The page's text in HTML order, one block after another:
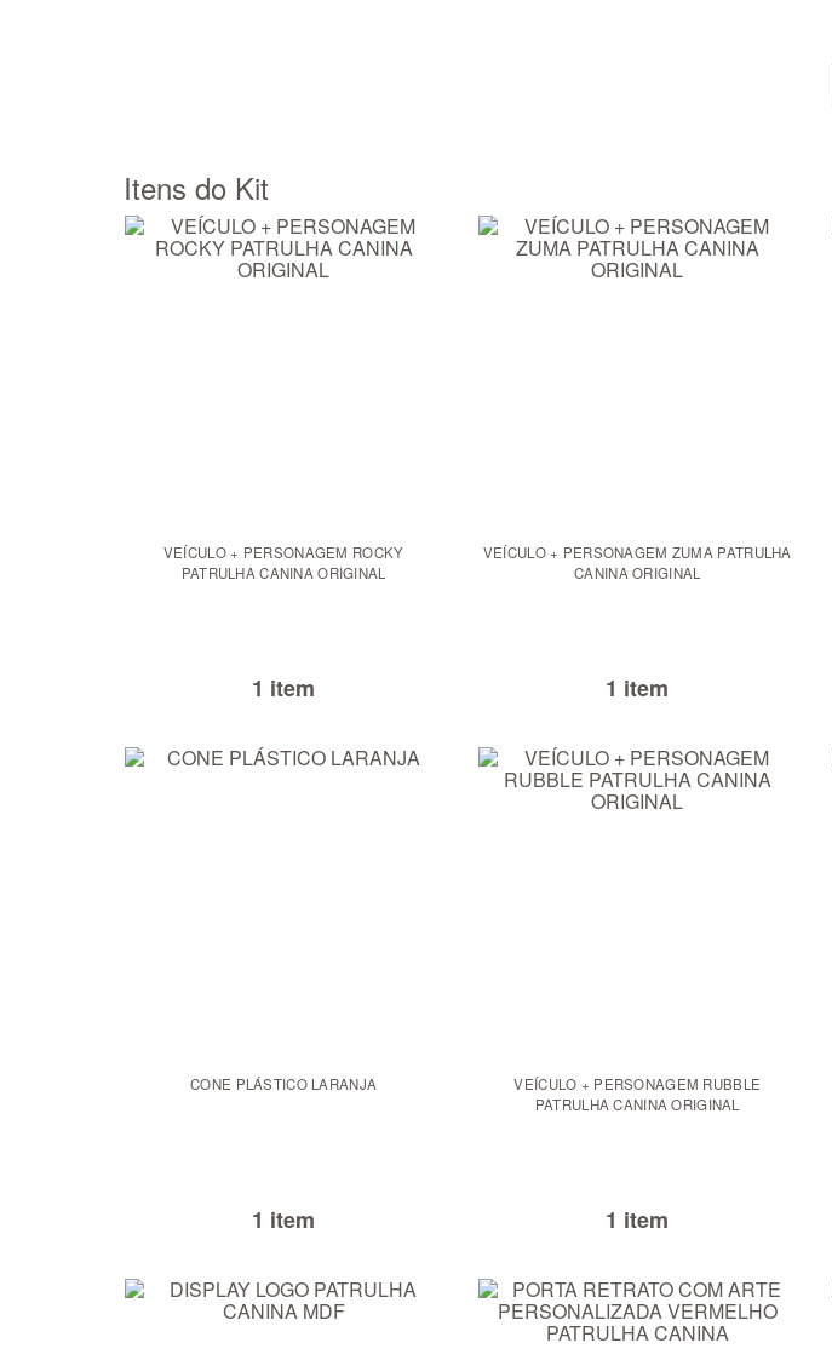
Itens do Kit
VEÍCULO + PERSONAGEM ROCKY
PATRULHA CANINA ORIGINAL
1 item
VEÍCULO + PERSONAGEM ZUMA PATRULHA
CANINA ORIGINAL
1 item
CONE PLÁSTICO LARANJA
1 item
VEÍCULO + PERSONAGEM RUBBLE
PATRULHA CANINA ORIGINAL
1 item